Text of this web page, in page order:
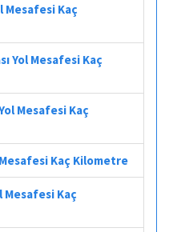
Mesafesi Kaç
Yol Mesafesi Kaç
Mesafesi Kaç
Kaç Kilometre
Mesafesi Kaç